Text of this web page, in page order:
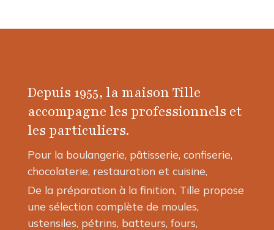
Depuis 1955, la maison Tille
accompagne les professionnels et
les particuliers.
Pour la boulangerie, pâtisserie, confiserie,
chocolaterie, restauration et cuisine,
De la préparation à la finition, Tille propose
une sélection complète de moules,
ustensiles, pétrins, batteurs, fours,